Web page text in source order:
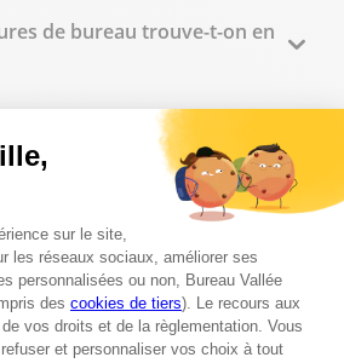
de bureau trouve-t-on en
propose-t-il des tarifs
les professionnels ?
d'ouverture du
à Blegny ?
commander en ligne et de
en magasin à Blegny ?